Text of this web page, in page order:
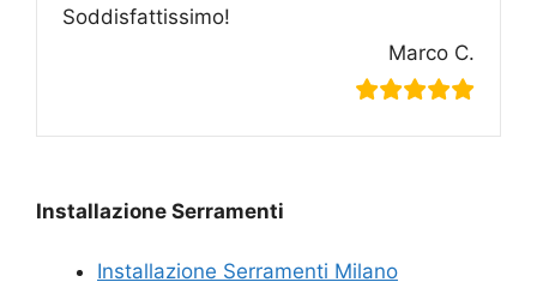
Soddisfattissimo!
Marco C.
Installazione Serramenti
Installazione Serramenti Milano